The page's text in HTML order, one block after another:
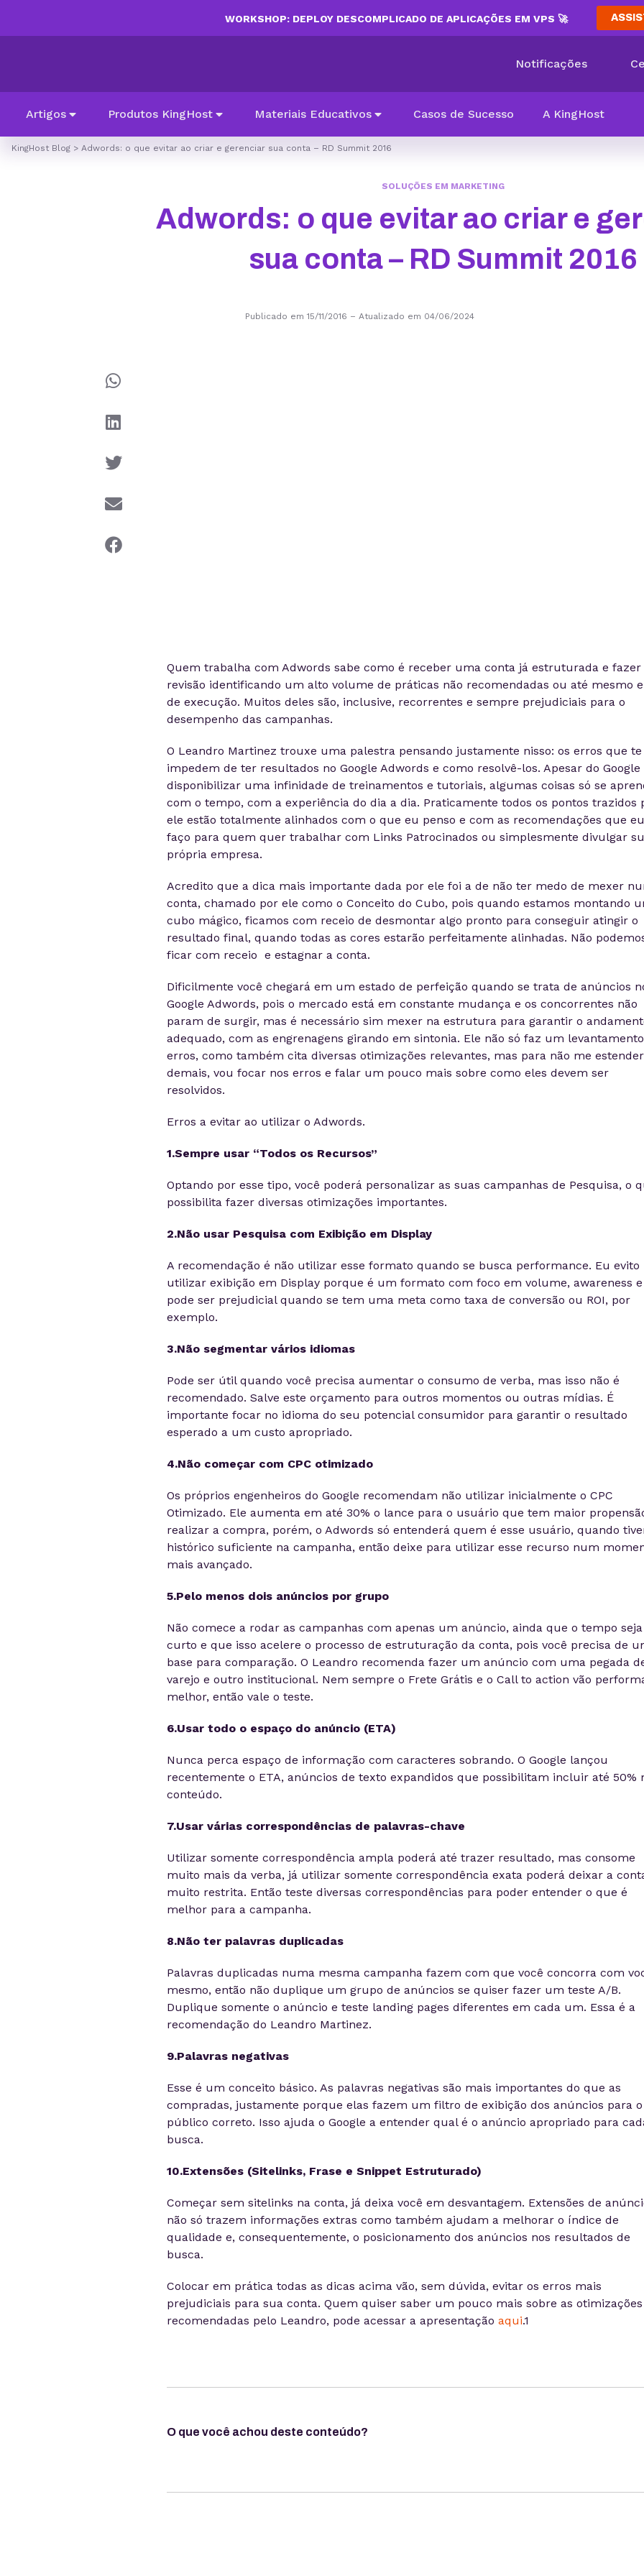
WORKSHOP: DEPLOY DESCOMPLICADO DE APLICAÇÕES EM VPS 🚀
Notificações
Artigos Produtos KingHost Materiais Educativos Casos de Sucesso A KingHost
KingHost Blog > Adwords: o que evitar ao criar e gerenciar sua conta – RD Summit 2016
SOLUÇÕES EM MARKETING
Adwords: o que evitar ao criar e
sua conta – RD Summit 2016
Publicado em 15/11/2016 – Atualizado em 04/06/2024
Quem trabalha com Adwords sabe como é receber uma conta já estruturada e
revisão identificando um alto volume de práticas não recomendadas ou até mesmo
de execução. Muitos deles são, inclusive, recorrentes e sempre prejudiciais para o
desempenho das campanhas.
O Leandro Martinez trouxe uma palestra pensando justamente nisso: os erros que te
impedem de ter resultados no Google Adwords e como resolvê-los. Apesar do Google
disponibilizar uma infinidade de treinamentos e tutoriais, algumas coisas só se
com o tempo, com a experiência do dia a dia. Praticamente todos os pontos trazidos
ele estão totalmente alinhados com o que eu penso e com as recomendações que eu
faço para quem quer trabalhar com Links Patrocinados ou simplesmente divulgar
própria empresa.
Acredito que a dica mais importante dada por ele foi a de não ter medo de mexer
conta, chamado por ele como o Conceito do Cubo, pois quando estamos montando
cubo mágico, ficamos com receio de desmontar algo pronto para conseguir atingir o
resultado final, quando todas as cores estarão perfeitamente alinhadas. Não
ficar com receio e estagnar a conta.
Dificilmente você chegará em um estado de perfeição quando se trata de anúncios
Google Adwords, pois o mercado está em constante mudança e os concorrentes não
param de surgir, mas é necessário sim mexer na estrutura para garantir o
adequado, com as engrenagens girando em sintonia. Ele não só faz um
erros, como também cita diversas otimizações relevantes, mas para não me estender
demais, vou focar nos erros e falar um pouco mais sobre como eles devem ser
resolvidos.
Erros a evitar ao utilizar o Adwords.
1.Sempre usar “Todos os Recursos”
Optando por esse tipo, você poderá personalizar as suas campanhas de Pesquisa, o
possibilita fazer diversas otimizações importantes.
2.Não usar Pesquisa com Exibição em Display
A recomendação é não utilizar esse formato quando se busca performance. Eu evito
utilizar exibição em Display porque é um formato com foco em volume, awareness e
pode ser prejudicial quando se tem uma meta como taxa de conversão ou ROI, por
exemplo.
3.Não segmentar vários idiomas
Pode ser útil quando você precisa aumentar o consumo de verba, mas isso não é
recomendado. Salve este orçamento para outros momentos ou outras mídias. É
importante focar no idioma do seu potencial consumidor para garantir o resultado
esperado a um custo apropriado.
4.Não começar com CPC otimizado
Os próprios engenheiros do Google recomendam não utilizar inicialmente o CPC
Otimizado. Ele aumenta em até 30% o lance para o usuário que tem maior
realizar a compra, porém, o Adwords só entenderá quem é esse usuário, quando
histórico suficiente na campanha, então deixe para utilizar esse recurso num
mais avançado.
5.Pelo menos dois anúncios por grupo
Não comece a rodar as campanhas com apenas um anúncio, ainda que o tempo seja
curto e que isso acelere o processo de estruturação da conta, pois você precisa de
base para comparação. O Leandro recomenda fazer um anúncio com uma pegada
varejo e outro institucional. Nem sempre o Frete Grátis e o Call to action vão
melhor, então vale o teste.
6.Usar todo o espaço do anúncio (ETA)
Nunca perca espaço de informação com caracteres sobrando. O Google lançou
recentemente o ETA, anúncios de texto expandidos que possibilitam incluir até 50%
conteúdo.
7.Usar várias correspondências de palavras-chave
Utilizar somente correspondência ampla poderá até trazer resultado, mas consome
muito mais da verba, já utilizar somente correspondência exata poderá deixar a
muito restrita. Então teste diversas correspondências para poder entender o que é
melhor para a campanha.
8.Não ter palavras duplicadas
Palavras duplicadas numa mesma campanha fazem com que você concorra com
mesmo, então não duplique um grupo de anúncios se quiser fazer um teste A/B.
Duplique somente o anúncio e teste landing pages diferentes em cada um. Essa é a
recomendação do Leandro Martinez.
9.Palavras negativas
Esse é um conceito básico. As palavras negativas são mais importantes do que as
compradas, justamente porque elas fazem um filtro de exibição dos anúncios para o
público correto. Isso ajuda o Google a entender qual é o anúncio apropriado para
busca.
10.Extensões (Sitelinks, Frase e Snippet Estruturado)
Começar sem sitelinks na conta, já deixa você em desvantagem. Extensões de
não só trazem informações extras como também ajudam a melhorar o índice de
qualidade e, consequentemente, o posicionamento dos anúncios nos resultados de
busca.
Colocar em prática todas as dicas acima vão, sem dúvida, evitar os erros mais
prejudiciais para sua conta. Quem quiser saber um pouco mais sobre as otimizações
recomendadas pelo Leandro, pode acessar a apresentação aqui.1
O que você achou deste conteúdo?